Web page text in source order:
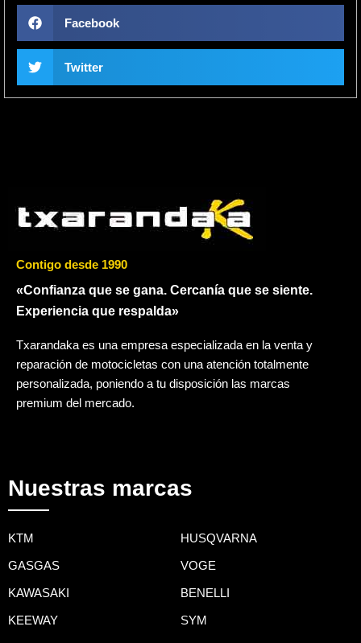
Facebook
Twitter
Contigo desde 1990
«Confianza que se gana. Cercanía que se siente.
Experiencia que respalda»
Txarandaka es una empresa especializada en la venta y
reparación de motocicletas con una atención totalmente
personalizada, poniendo a tu disposición las marcas
premium del mercado.
Nuestras marcas
KTM HUSQVARNA
GASGAS VOGE
KAWASAKI BENELLI
KEEWAY SYM